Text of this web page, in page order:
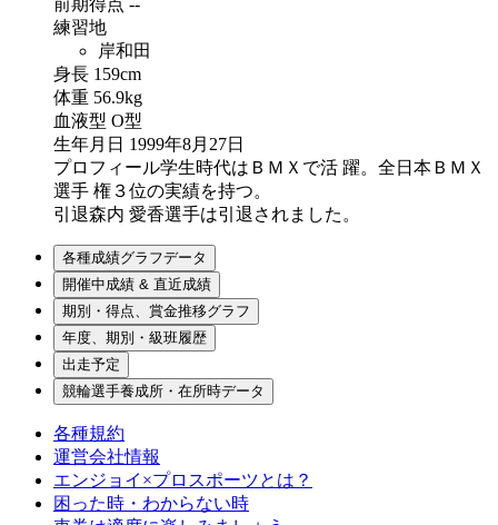
前期得点 --
練習地
岸和田
身長 159cm
体重 56.9kg
血液型 O型
生年月日 1999年8月27日
プロフィール学生時代はＢＭＸで活 躍。全日本ＢＭＸ
選手 権３位の実績を持つ。
引退森内 愛香選手は引退されました。
各種成績グラフデータ
開催中成績 & 直近成績
期別・得点、賞金推移グラフ
年度、期別・級班履歴
出走予定
競輪選手養成所・在所時データ
各種規約
運営会社情報
エンジョイ×プロスポーツとは？
困った時・わからない時